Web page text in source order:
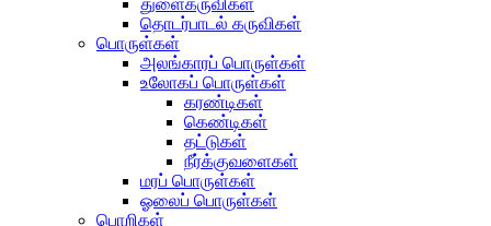
துளைகருவிகள்
தொடர்பாடல் கருவிகள்
பொருள்கள்
அலங்காரப் பொருள்கள்
உலோகப் பொருள்கள்
கரண்டிகள்
கெண்டிகள்
தட்டுகள்
நீர்க்குவளைகள்
மரப் பொருள்கள்
ஓலைப் பொருள்கள்
பொறிகள்